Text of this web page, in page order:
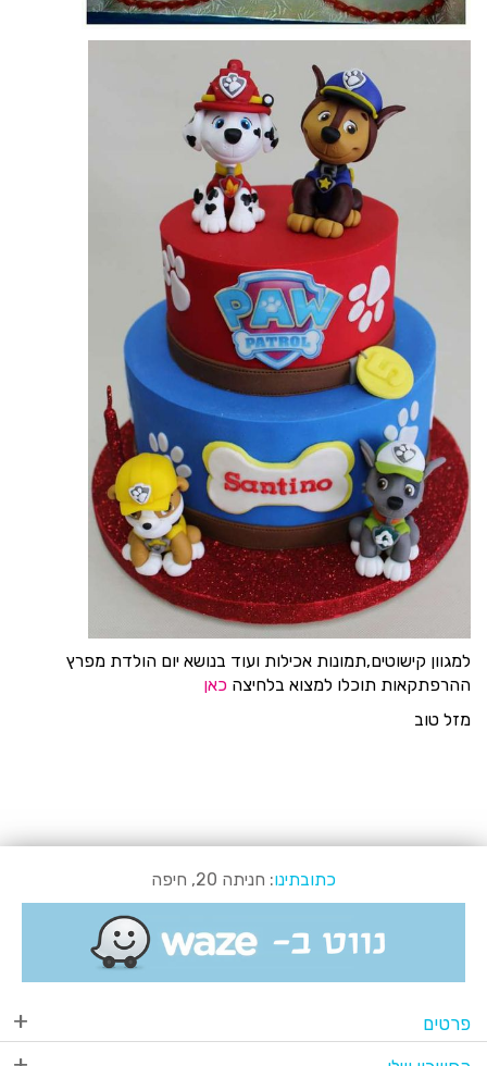
למגוון קישוטים,תמונות אכילות ועוד בנושא יום הולדת מפרץ
ההרפתקאות תוכלו למצוא בלחיצה כאן
מזל טוב
כתובתינו: חניתה 20, חיפה
פרטים